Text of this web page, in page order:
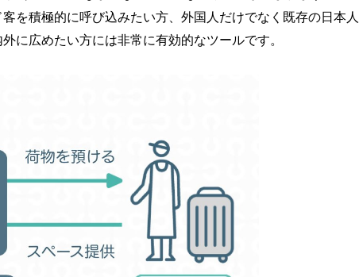
を積極的に呼び込みたい方、外国人だけでなく既存の日本
に広めたい方には非常に有効的なツールです。